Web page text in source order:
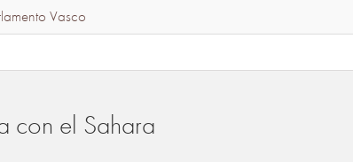
Vasco
con el Sahara